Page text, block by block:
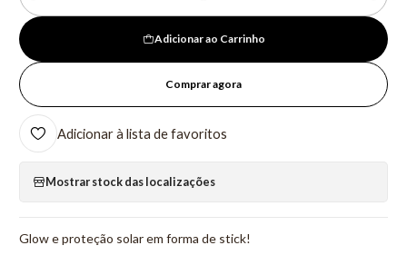
Quantidade
Adicionar ao Carrinho
Comprar agora
Adicionar à lista de favoritos
Mostrar stock das localizações
Glow e proteção solar em forma de stick!